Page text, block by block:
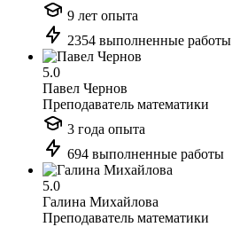
9 лет опыта
2354 выполненные работы
5.0
Павел Чернов
Преподаватель математики
3 года опыта
694 выполненные работы
5.0
Галина Михайлова
Преподаватель математики